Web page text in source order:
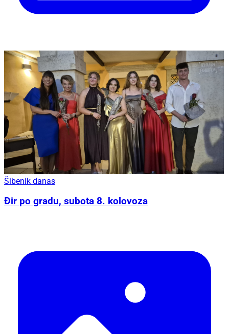
Šibenik danas
Đir po gradu, subota 8. kolovoza